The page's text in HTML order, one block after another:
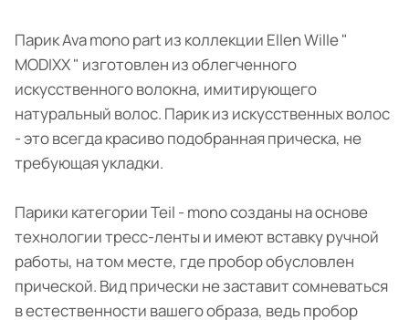
Парик Ava mono part из коллекции Ellen Wille "
MODIXX " изготовлен из облегченного
искусственного волокна, имитирующего
натуральный волос. Парик из искусственных волос
- это всегда красиво подобранная прическа, не
требующая укладки.
Парики категории Teil - mono созданы на основе
технологии тресс-ленты и имеют вставку ручной
работы, на том месте, где пробор обусловлен
прической. Вид прически не заставит сомневаться
в естественности вашего образа, ведь пробор